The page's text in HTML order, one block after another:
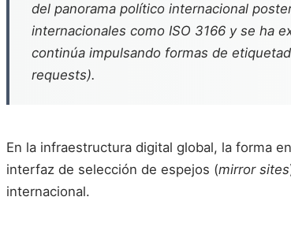
del panorama político internacional
internacionales como ISO 3166 y se ha
continúa impulsando formas de
requests).
En la infraestructura digital global, la forma
interfaz de selección de espejos (mirror sites
internacional.